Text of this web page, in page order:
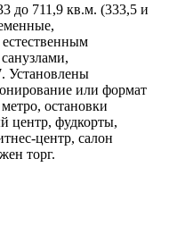
до 711,9 кв.м. (333,5 и
Установлены
или формат
остановки
центр, фудкорты,
центр, салон
торг.